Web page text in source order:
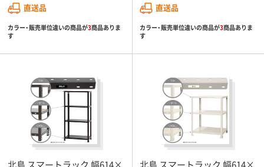
直送品
カラー・販売単位違いの商品が3商品ありま
す
直送品
カラー・販売単位違いの商品が3商品ありま
す
北島 スマートラック 幅614×
北島 スマートラック 幅614×